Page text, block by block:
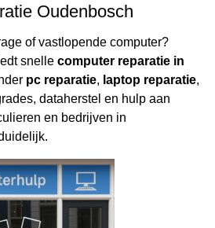
Oudenbosch
of vastlopende computer?
snelle computer reparatie in
pc reparatie, laptop reparatie,
dataherstel en hulp aan
en bedrijven in